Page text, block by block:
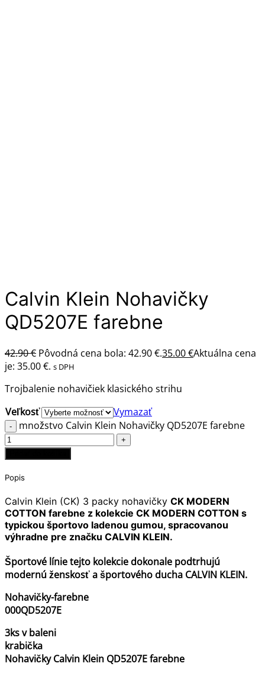
Calvin Klein Nohavičky
QD5207E farebne
42.90€ Pôvodná cena bola: 42.90 €.35.00€Aktuálna cena
je: 35.00 €. s DPH
Trojbalenie nohavičiek klasického strihu
Veľkosť
Vymazať
množstvo Calvin Klein Nohavičky QD5207E farebne
Popis
Calvin Klein (CK) 3 packy nohavičky CK MODERN
COTTON farebne z kolekcie CK MODERN COTTON s
typickou športovo ladenou gumou, spracovanou
výhradne pre značku CALVIN KLEIN.
Športové línie tejto kolekcie dokonale podtrhujú
modernú ženskosť a športového ducha CALVIN KLEIN.
Nohavičky-farebne
000QD5207E
3ks v baleni
krabička
Nohavičky Calvin Klein QD5207E farebne